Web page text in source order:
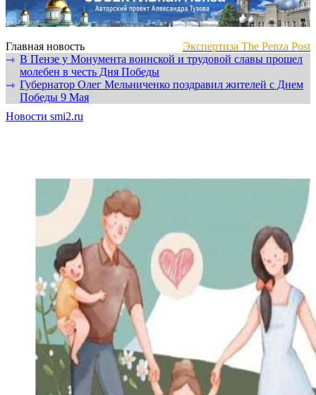
Главная новость
Экспертиза The Penza Post
⇾ В Пензе у Монумента воинской и трудовой славы прошел
молебен в честь Дня Победы
⇾ Губернатор Олег Мельниченко поздравил жителей с Днем
Победы 9 Мая
Новости smi2.ru